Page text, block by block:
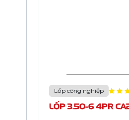
Lốp công nghiệp
LỐP 4.00-8 6PR